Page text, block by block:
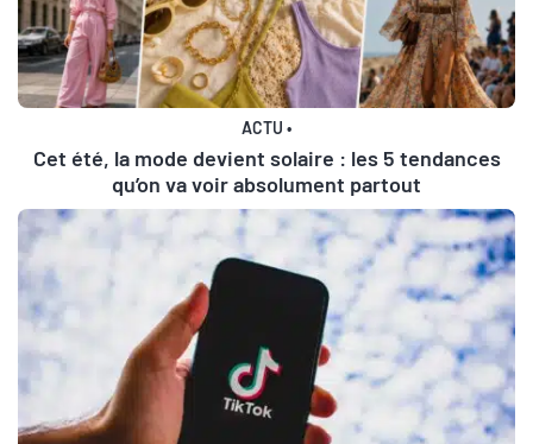
ACTU •
Cet été, la mode devient solaire : les 5 tendances
qu’on va voir absolument partout